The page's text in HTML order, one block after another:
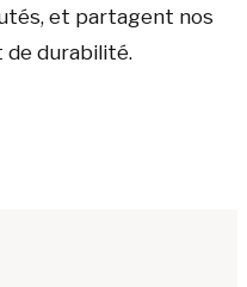
et partagent nos
de durabilité.